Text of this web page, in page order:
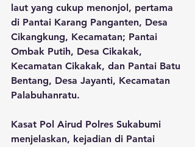
laut yang cukup menonjol, pertama
di Pantai Karang Panganten, Desa
Cikangkung, Kecamatan; Pantai
Ombak Putih, Desa Cikakak,
Kecamatan Cikakak, dan Pantai Batu
Bentang, Desa Jayanti, Kecamatan
Palabuhanratu.
Kasat Pol Airud Polres Sukabumi
menjelaskan, kejadian di Pantai